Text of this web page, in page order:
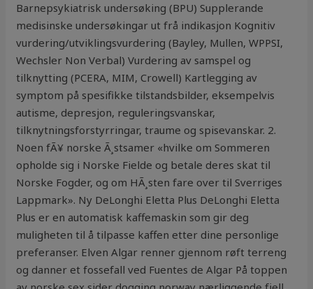
Barnepsykiatrisk undersøking (BPU) Supplerande
medisinske undersøkingar ut frå indikasjon Kognitiv
vurdering/utviklingsvurdering (Bayley, Mullen, WPPSI,
Wechsler Non Verbal) Vurdering av samspel og
tilknytting (PCERA, MIM, Crowell) Kartlegging av
symptom på spesifikke tilstandsbilder, eksempelvis
autisme, depresjon, reguleringsvanskar,
tilknytningsforstyrringar, traume og spisevanskar. 2.
Noen fÃ¥ norske Ã¸stsamer «hvilke om Sommeren
opholde sig i Norske Fielde og betale deres skat til
Norske Fogder, og om HÃ¸sten fare over til Sverriges
Lappmark». Ny DeLonghi Eletta Plus DeLonghi Eletta
Plus er en automatisk kaffemaskin som gir deg
muligheten til å tilpasse kaffen etter dine personlige
preferanser. Elven Algar renner gjennom røft terreng
og danner et fossefall ved Fuentes de Algar På toppen